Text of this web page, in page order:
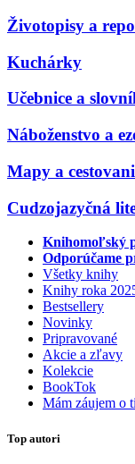
Životopisy a
Kuchárky
Učebnice a
Náboženstvo a
Mapy a
Cudzojazyčná
Knihomoľský
Odporúčame
Všetky knihy
Knihy roka
Bestsellery
Novinky
Pripravované
Akcie a zľavy
Kolekcie
BookTok
Mám záujem o
Top autori